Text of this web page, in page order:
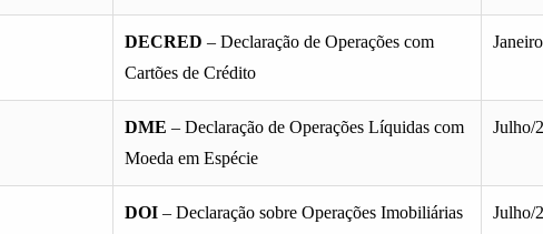
DECRED – Declaração de Operações com
Cartões de Crédito
DME – Declaração de Operações Líquidas com
Moeda em Espécie
Julho/
DOI – Declaração sobre Operações Imobiliárias Julho/